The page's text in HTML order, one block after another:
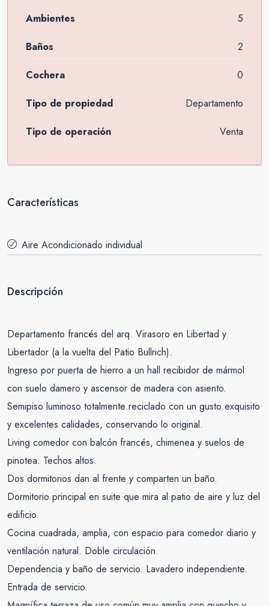
Ambientes 5
Baños 2
Cochera 0
Tipo de propiedad Departamento
Tipo de operación Venta
Características
Aire Acondicionado individual
Descripción
Departamento francés del arq. Virasoro en Libertad y
Libertador (a la vuelta del Patio Bullrich).
Ingreso por puerta de hierro a un hall recibidor de mármol
con suelo damero y ascensor de madera con asiento.
Semipiso luminoso totalmente reciclado con un gusto exquisito
y excelentes calidades, conservando lo original.
Living comedor con balcón francés, chimenea y suelos de
pinotea. Techos altos.
Dos dormitorios dan al frente y comparten un baño.
Dormitorio principal en suite que mira al patio de aire y luz del
edificio.
Cocina cuadrada, amplia, con espacio para comedor diario y
ventilación natural. Doble circulación.
Dependencia y baño de servicio. Lavadero independiente.
Entrada de servicio.